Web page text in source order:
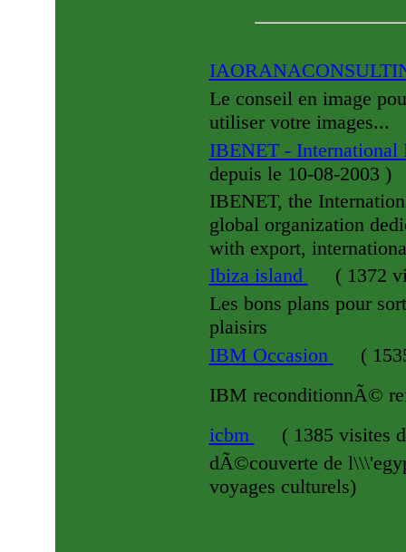
Le conseil en image
utiliser votre images...
IBENET -
depuis le 10-08-2003 )
IBENET, the
global organization
with export,
Ibiza island
(1372
Les bons plans pour
plaisirs
IBM Occasion
(
IBM reconditionnÃ©
icbm
(1385 visites
dÃ©couverte de
voyages culturels)